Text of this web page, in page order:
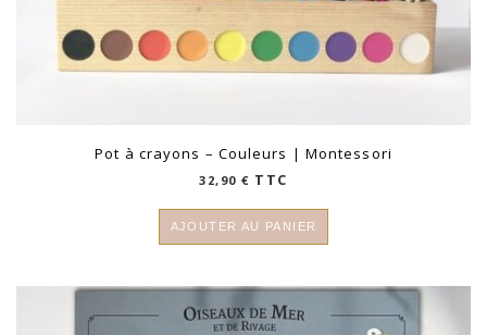
Pot à crayons – Couleurs | Montessori
32,90€ TTC
AJOUTER AU PANIER